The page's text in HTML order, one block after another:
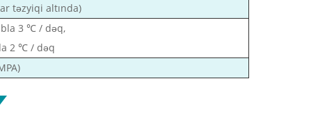
təzyiqi altında)
3 ℃ / dəq,
2 ℃ / dəq